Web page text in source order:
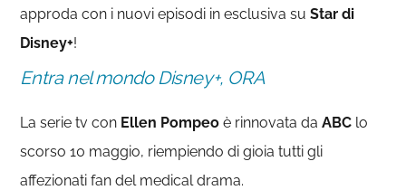
approda con i nuovi episodi in esclusiva suStar di
Disney+!
Entra nel mondo Disney+, ORA
La serie tv con Ellen Pompeo è rinnovata daABC lo
scorso 10 maggio, riempiendo di gioia tutti gli
affezionati fan del medical drama.